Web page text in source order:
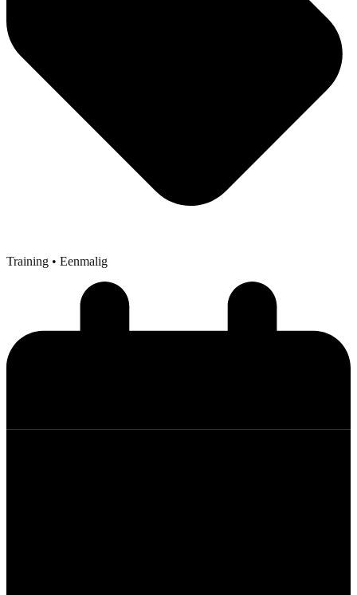
Training • Eenmalig